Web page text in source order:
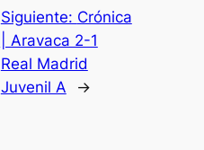
Siguiente: Crónica
| Aravaca 2-1
Real Madrid
Juvenil A
→